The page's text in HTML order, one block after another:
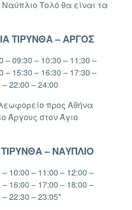
Τολό θα είναι τα
ΤΙΡΥΝΘΑ – ΑΡΓΟΣ
– 09:30 – 10:30 – 11:30 –
– 15:30 – 16:30 – 17:30 –
22:00 – 24:00
προς Αθήνα
Άργους στον Άγιο
– ΝΑΥΠΛΙΟ
10:00 – 11:00 – 12:00 –
16:00 – 17:00 – 18:00 –
22:30 – 23:05*